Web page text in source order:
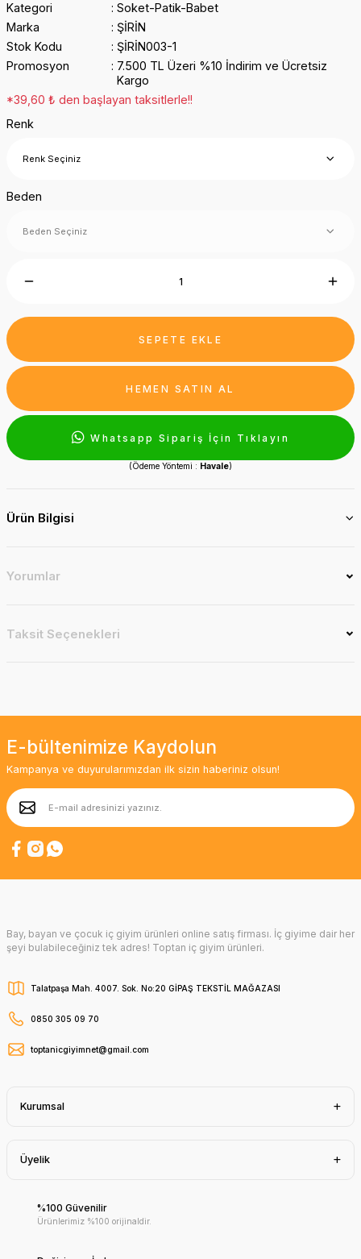
Kategori
Soket-Patik-Babet
Marka
ŞİRİN
Stok Kodu
ŞİRİN003-1
Promosyon
7.500 TL Üzeri %10 İndirim ve Ücretsiz
Kargo
*39,60 ₺ den başlayan taksitlerle!!
Renk
Beden
SEPETE EKLE
HEMEN SATIN AL
Whatsapp Sipariş İçin Tıklayın
(Ödeme Yöntemi : Havale)
Ürün Bilgisi
Yorumlar
Taksit Seçenekleri
E-bültenimize Kaydolun
Kampanya ve duyurularımızdan ilk sizin haberiniz olsun!
Bay, bayan ve çocuk iç giyim ürünleri online satış firması. İç giyime dair her
şeyi bulabileceğiniz tek adres! Toptan iç giyim ürünleri.
Talatpaşa Mah. 4007. Sok. No:20 GİPAŞ TEKSTİL MAĞAZASI
0850 305 09 70
toptanicgiyimnet@gmail.com
Kurumsal
Üyelik
%100 Güvenilir
Ürünlerimiz %100 orijinaldir.